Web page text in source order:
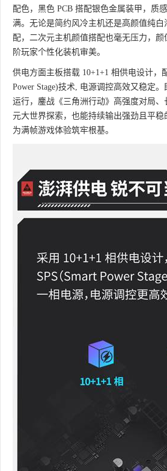
配色，黑色 PCB 搭配银色金属装甲，质
满。无论是简约风冷主机还是高颜值纯
配，二次元主机颜值搭配也毫无压力，
阶玩家个性化装机审美。
供电方面主板搭载 10+1+1 相供电设计，
Power Stage)技术, 电源调控高效又稳定
运行，鏖战《三角洲行动》高强度对局
元大世界探索，也能持续输出强劲且平稳
为满帧游戏体验筑牢根基。